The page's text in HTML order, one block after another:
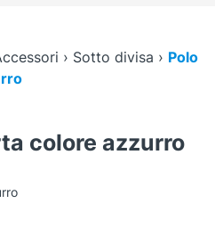
› Sotto divisa › Polo
colore azzurro